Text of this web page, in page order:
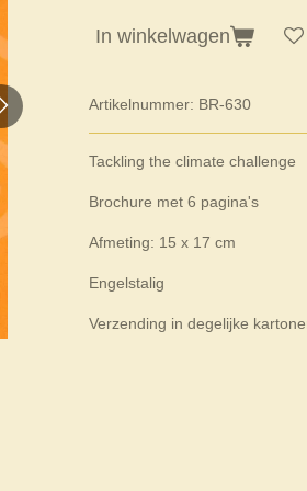
In winkelwagen
Artikelnummer: BR-630
Tackling the climate challenge
Brochure met 6 pagina's
Afmeting: 15 x 17 cm
Engelstalig
Verzending in degelijke